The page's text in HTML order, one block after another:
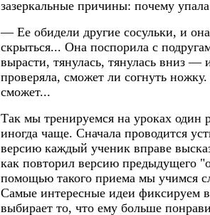
зазеркальные причины: почему упала
— Ее обидели другие сосульки, и
скрыться... Она поспорила с
вырасти, тянулась, тянулась вниз —
проверяла, сможет ли согнуть
сможет...
Так мы тренируемся на уроках один
иногда чаще. Сначала проводится
версию каждый ученик вправе
как повторил версию предыдущего
помощью такого приема мы учимся
Самые интересные идеи фиксируем
выбирает то, что ему больше